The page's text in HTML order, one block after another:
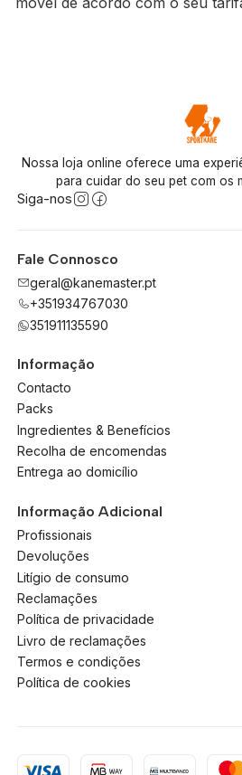
Nossa loja online oferece uma
para cuidar do seu pet com os
Siga-nos
Fale Connosco
geral@kanemaster.pt
+351934767030
351911135590
Informação
Contacto
Packs
Ingredientes & Benefícios
Recolha de encomendas
Entrega ao domicílio
Informação Adicional
Profissionais
Devoluções
Litígio de consumo
Reclamações
Política de privacidade
Livro de reclamações
Termos e condições
Política de cookies